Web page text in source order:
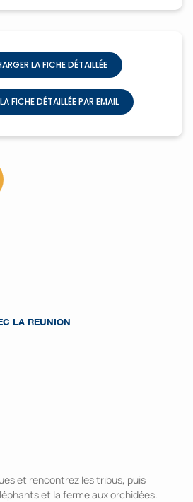
LA FICHE DÉTAILLÉE
FICHE DÉTAILLÉE PAR EMAIL
LA RÉUNION
et rencontrez les tribus, puis
et la ferme aux orchidées.